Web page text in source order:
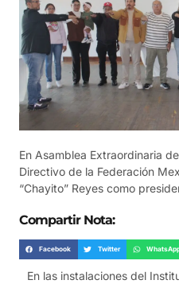
En Asamblea Extraordinaria
Directivo de la Federación
“Chayito” Reyes como
Compartir Nota:
Facebook Twitter
En las instalaciones del